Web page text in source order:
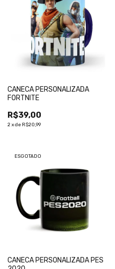
CANECA PERSONALIZADA
FORTNITE
R$39,00
2xde R$20,99
ESGOTADO
CANECA PERSONALIZADA PES